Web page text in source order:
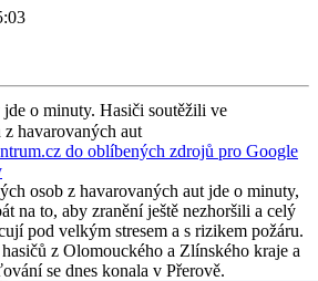
o minuty. Hasiči soutěžili ve
havarovaných aut
do oblíbených zdrojů pro Google
osob z havarovaných aut jde o minuty,
na to, aby zranění ještě nezhoršili a celý
pod velkým stresem a s rizikem požáru.
z Olomouckého a Zlínského kraje a
se dnes konala v Přerově.